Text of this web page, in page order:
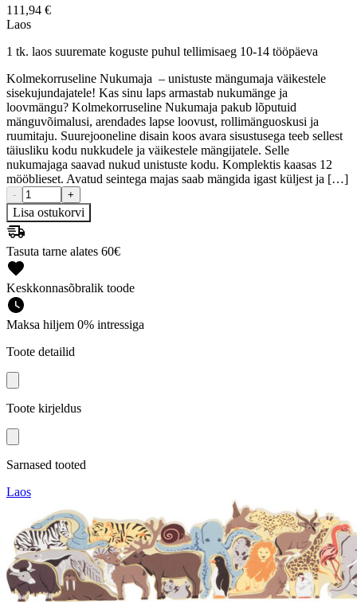
111,94 €
Laos
1 tk. laos suuremate koguste puhul tellimisaeg 10-14 tööpäeva
Kolmekorruseline Nukumaja – unistuste mängumaja väikestele
sisekujundajatele! Kas sinu laps armastab nukumänge ja
loovmängu? Kolmekorruseline Nukumaja pakub lõputuid
mänguvõimalusi, arendades lapse loovust, rollimänguoskusi ja
ruumitaju. Suurejooneline disain koos avara sisustusega teeb sellest
täiusliku kodu nukkudele ja väikestele mängijatele. Selle
nukumajaga saavad nukud unistuste kodu. Komplektis kaasas 12
mööblieset. Avatud seintega majas saab mängida igast küljest ja […]
- +
Lisa ostukorvi
Tasuta tarne alates 60€
Keskkonnasõbralik toode
Maksa hiljem 0% intressiga
Toote detailid
Toote kirjeldus
Sarnased tooted
Laos